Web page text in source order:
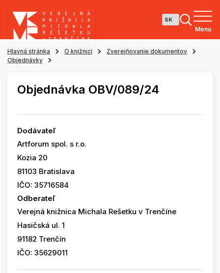
Menu
Hlavná stránka O knižnici
Zverejňovanie dokumentov
Objednávky
Objednávka OBV/089/24
Dodávateľ
Artforum spol. s r.o.
Kozia 20
81103 Bratislava
IČO: 35716584
Odberateľ
Verejná knižnica Michala Rešetku v Trenčíne
Hasičská ul. 1
91182 Trenčín
IČO: 35629011